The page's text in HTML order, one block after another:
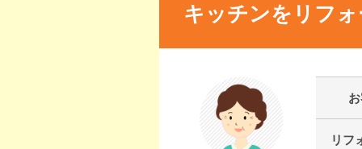
キッチンをリフ
リフ